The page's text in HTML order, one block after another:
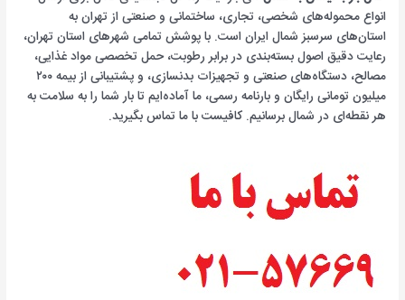
انواع محموله‌های شخصی، تجاری، ساختمانی و صنعتی از تهران به
استان‌های سرسبز شمال ایران است. با پوشش تمامی شهرهای استان تهران،
رعایت دقیق اصول بسته‌بندی در برابر رطوبت، حمل تخصصی مواد غذایی،
مصالح، دستگاه‌های صنعتی و تجهیزات بدنسازی، و پشتیبانی از بیمه ۲۰۰
میلیون تومانی رایگان و بارنامه رسمی، ما آماده‌ایم تا بار شما را به سلامت به
هر نقطه‌ای در شمال برسانیم. کافیست با ما تماس بگیرید.